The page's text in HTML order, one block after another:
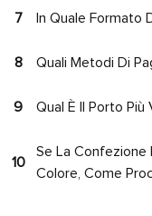
7 In Quale Formato
8 Quali Metodi Di
9 Qual È Il Porto Più
10
Se La Confezione
Colore, Come